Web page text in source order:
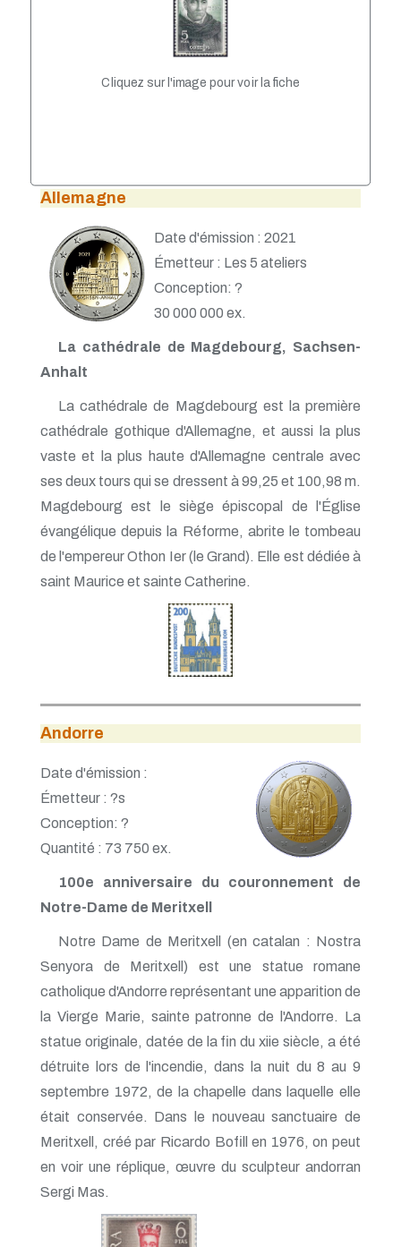
Cliquez sur l'image pour voir la fiche
Allemagne
Date d'émission : 2021
Émetteur : Les 5 ateliers
Conception: ?
30 000 000 ex.
La cathédrale de Magdebourg, Sachsen-
Anhalt
La cathédrale de Magdebourg est la première
cathédrale gothique d'Allemagne, et aussi la plus
vaste et la plus haute d'Allemagne centrale avec
ses deux tours qui se dressent à 99,25 et 100,98 m.
Magdebourg est le siège épiscopal de l'Église
évangélique depuis la Réforme, abrite le tombeau
de l'empereur Othon Ier (le Grand). Elle est dédiée à
saint Maurice et sainte Catherine.
Andorre
Date d'émission :
Émetteur : ?s
Conception: ?
Quantité : 73 750 ex.
100e anniversaire du couronnement de
Notre-Dame de Meritxell
Notre Dame de Meritxell (en catalan : Nostra
Senyora de Meritxell) est une statue romane
catholique d'Andorre représentant une apparition de
la Vierge Marie, sainte patronne de l'Andorre. La
statue originale, datée de la fin du xiie siècle, a été
détruite lors de l'incendie, dans la nuit du 8 au 9
septembre 1972, de la chapelle dans laquelle elle
était conservée. Dans le nouveau sanctuaire de
Meritxell, créé par Ricardo Bofill en 1976, on peut
en voir une réplique, œuvre du sculpteur andorran
Sergi Mas.